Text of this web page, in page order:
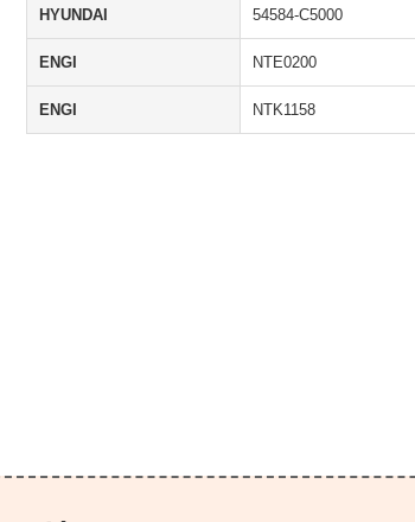
HYUNDAI 54584-C5000
ENGI NTE0200
ENGI NTK1158